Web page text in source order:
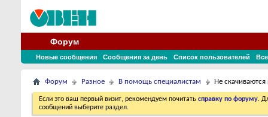
Форум
Новые сообщения Сообщения за день Список пользователей
Форум Разное В помощь специалистам Не
Если это ваш первый визит, рекомендуем почитать справку по форуму.
сообщений выберите раздел.